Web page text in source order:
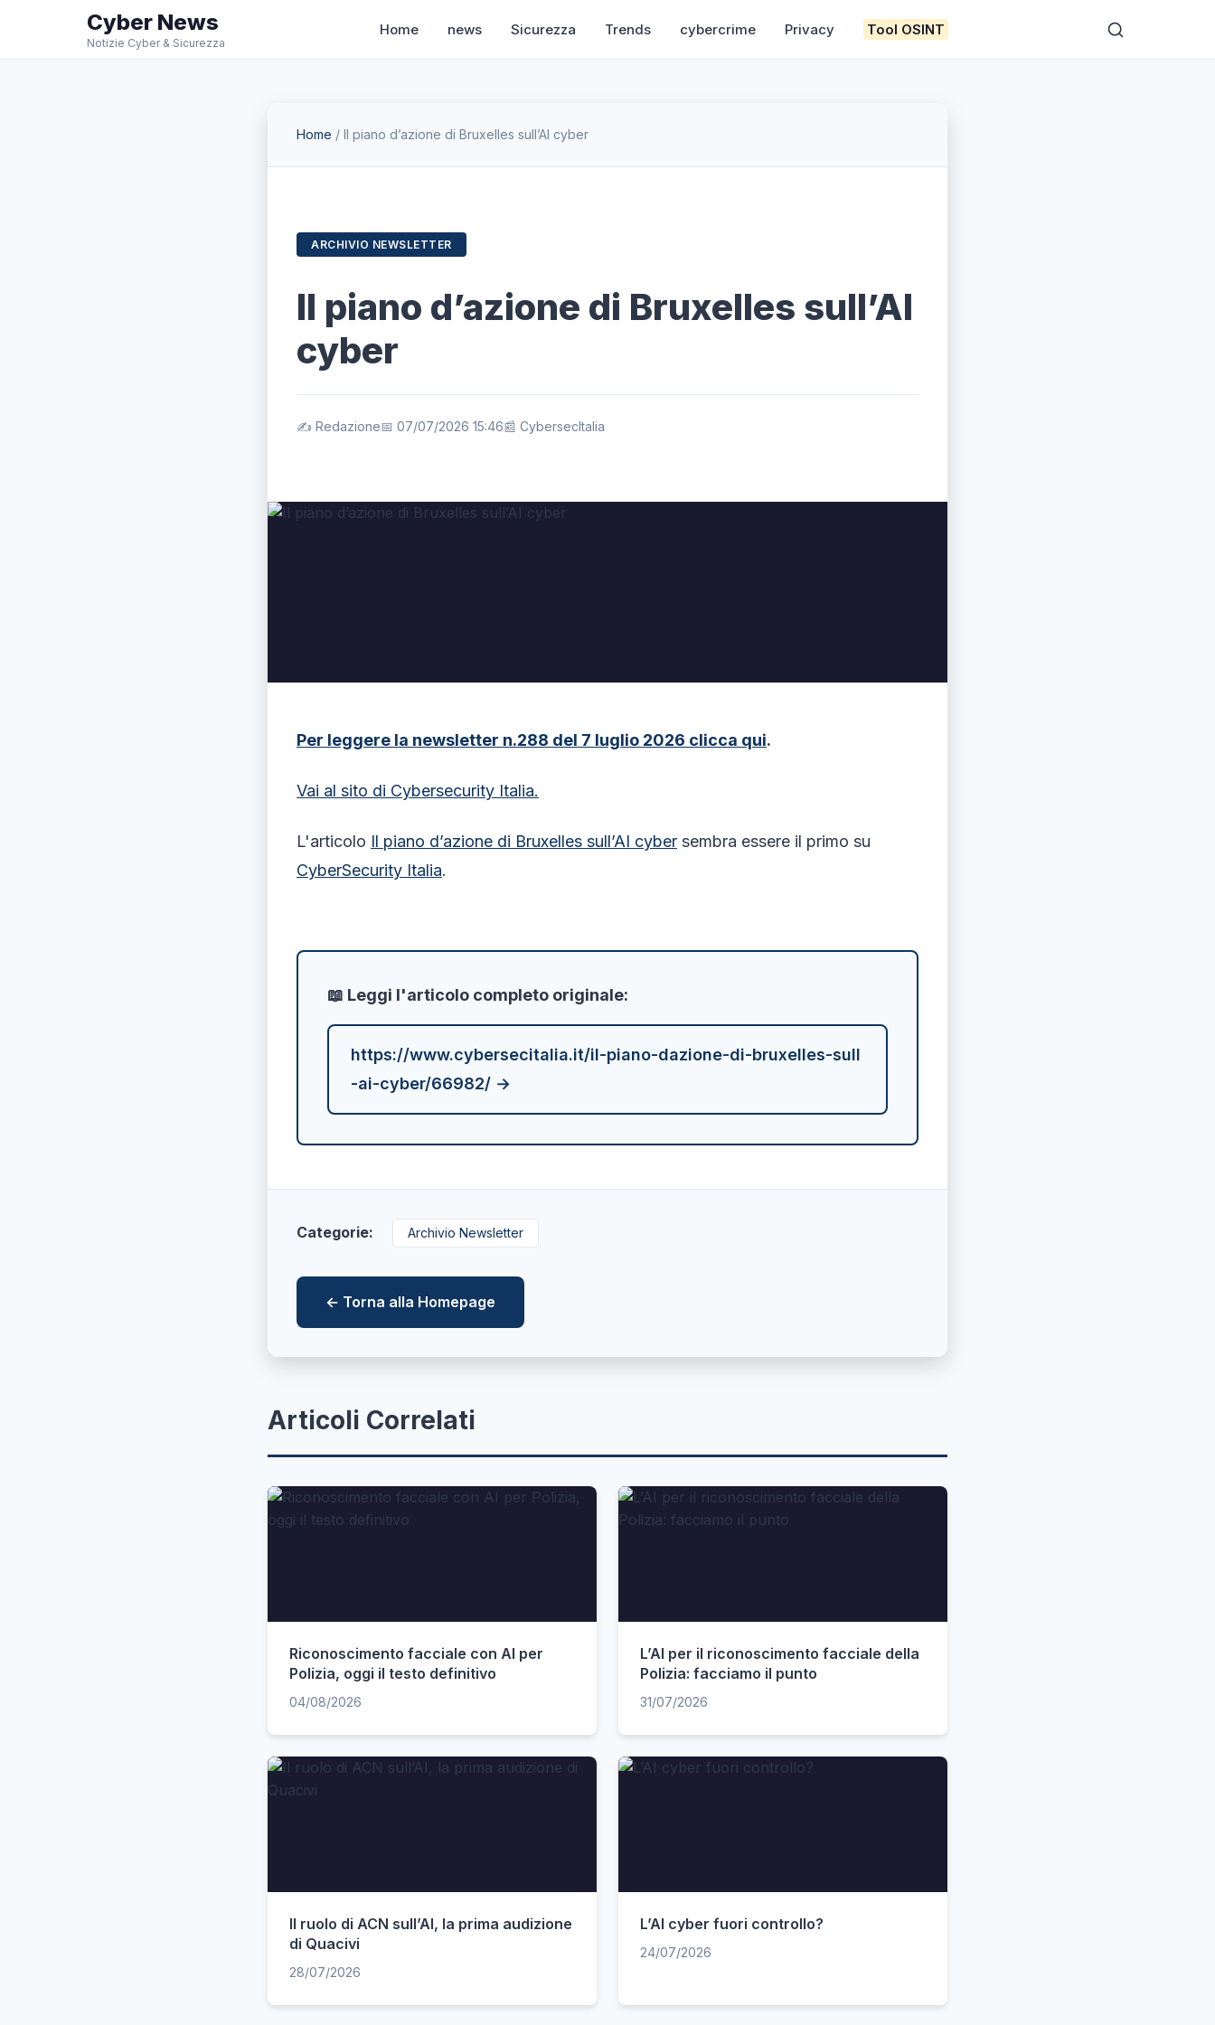
Cyber News
Notizie Cyber & Sicurezza
Home news Sicurezza Trends cybercrime Privacy Tool OSINT
Home / Il piano d’azione di Bruxelles sull’AI cyber
ARCHIVIO NEWSLETTER
Il piano d’azione di Bruxelles sull’AI
cyber
✍️ Redazione📅 07/07/2026 15:46📰 CybersecItalia
Per leggere la newsletter n.288 del 7 luglio 2026 clicca qui.
Vai al sito di Cybersecurity Italia.
L'articolo Il piano d’azione di Bruxelles sull’AI cyber sembra essere il primo su
CyberSecurity Italia.
📖 Leggi l'articolo completo originale:
https://www.cybersecitalia.it/il-piano-dazione-di-bruxelles-sull
-ai-cyber/66982/ →
Categorie: Archivio Newsletter
← Torna alla Homepage
Articoli Correlati
Riconoscimento facciale con AI per
Polizia, oggi il testo definitivo
04/08/2026
L’AI per il riconoscimento facciale della
Polizia: facciamo il punto
31/07/2026
Il ruolo di ACN sull’AI, la prima audizione
di Quacivi
28/07/2026
L’AI cyber fuori controllo?
24/07/2026